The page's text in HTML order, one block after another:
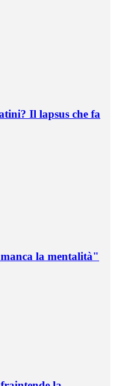
Il lapsus che fa
la mentalità"